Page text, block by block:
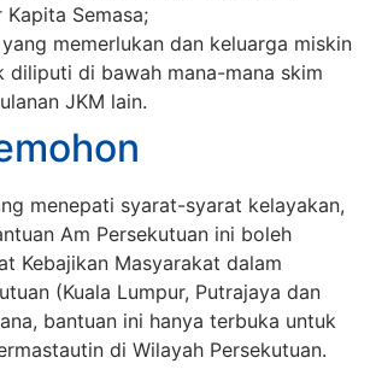
Kapita Semasa;
memerlukan dan keluarga miskin
diliputi di bawah mana-mana skim
JKM lain.
menepati syarat-syarat kelayakan,
Am Persekutuan ini boleh
Kebajikan Masyarakat dalam
(Kuala Lumpur, Putrajaya dan
bantuan ini hanya terbuka untuk
di Wilayah Persekutuan.